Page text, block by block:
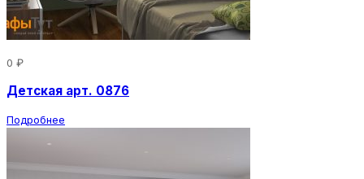
0 ₽
Детская арт. 0876
Подробнее